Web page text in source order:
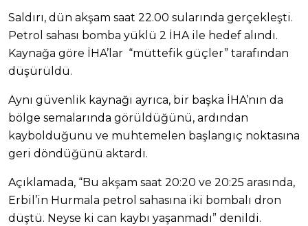
Saldırı, dün akşam saat 22.00 sularında gerçekleşti.
Petrol sahası bomba yüklü 2 İHA ile hedef alındı.
Kaynağa göre İHA’lar “müttefik güçler” tarafından
düşürüldü.
Aynı güvenlik kaynağı ayrıca, bir başka İHA’nın da
bölge semalarında görüldüğünü, ardından
kaybolduğunu ve muhtemelen başlangıç noktasına
geri döndüğünü aktardı.
Açıklamada, “Bu akşam saat 20:20 ve 20:25 arasında,
Erbil’in Hurmala petrol sahasına iki bombalı dron
düştü. Neyse ki can kaybı yaşanmadı” denildi.